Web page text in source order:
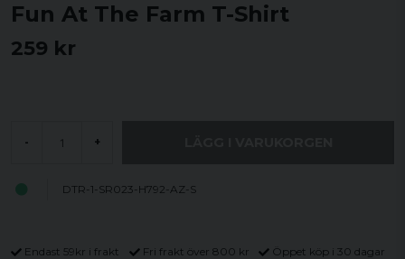
Fun At The Farm T-Shirt
259 kr
- +
DTR-1-SR023-H792-AZ-S
Endast 59kr i frakt Fri frakt över 800 kr Öppet köp i 30 dagar